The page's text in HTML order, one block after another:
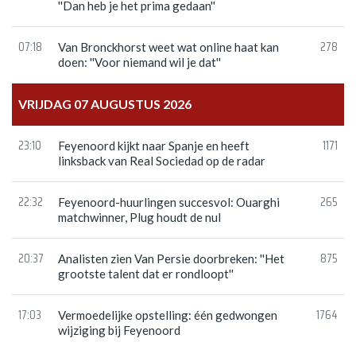
''Dan heb je het prima gedaan''
07:18
Van Bronckhorst weet wat online haat kan
doen: ''Voor niemand wil je dat''
278
VRIJDAG 07 AUGUSTUS 2026
23:10
Feyenoord kijkt naar Spanje en heeft
linksback van Real Sociedad op de radar
1171
22:32
Feyenoord-huurlingen succesvol: Ouarghi
matchwinner, Plug houdt de nul
265
20:37
Analisten zien Van Persie doorbreken: ''Het
grootste talent dat er rondloopt''
875
17:03
Vermoedelijke opstelling: één gedwongen
wijziging bij Feyenoord
1764